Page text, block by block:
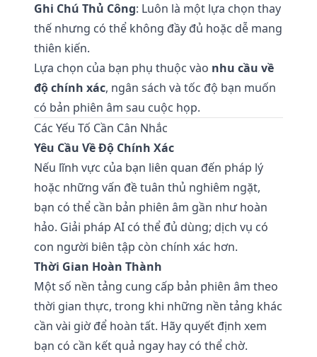
Ghi Chú Thủ Công: Luôn là một lựa chọn thay
thế nhưng có thể không đầy đủ hoặc dễ mang
thiên kiến.
Lựa chọn của bạn phụ thuộc vào nhu cầu về
độ chính xác, ngân sách và tốc độ bạn muốn
có bản phiên âm sau cuộc họp.
Các Yếu Tố Cần Cân Nhắc
Yêu Cầu Về Độ Chính Xác
Nếu lĩnh vực của bạn liên quan đến pháp lý
hoặc những vấn đề tuân thủ nghiêm ngặt,
bạn có thể cần bản phiên âm gần như hoàn
hảo. Giải pháp AI có thể đủ dùng; dịch vụ có
con người biên tập còn chính xác hơn.
Thời Gian Hoàn Thành
Một số nền tảng cung cấp bản phiên âm theo
thời gian thực, trong khi những nền tảng khác
cần vài giờ để hoàn tất. Hãy quyết định xem
bạn có cần kết quả ngay hay có thể chờ.